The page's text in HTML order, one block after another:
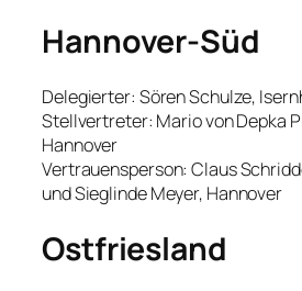
Hannover-Süd
Delegierter: Sören Schulze,
Stellvertreter: Mario von Depka
Hannover
Vertrauensperson: Claus
und Sieglinde Meyer, Hannover
Ostfriesland